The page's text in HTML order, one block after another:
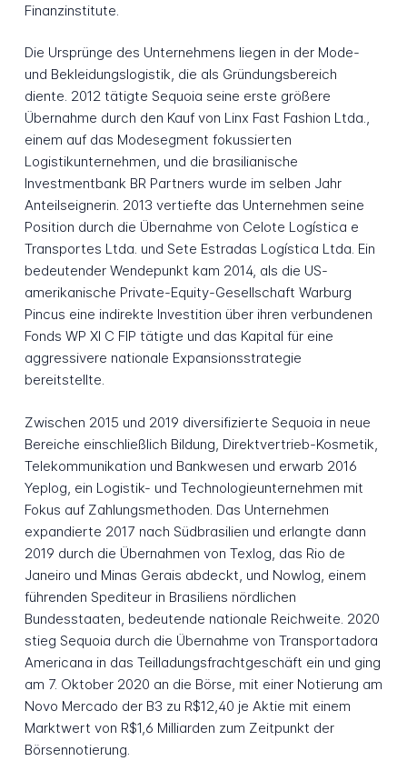
Finanzinstitute.
Die Ursprünge des Unternehmens liegen in der Mode-
und Bekleidungslogistik, die als Gründungsbereich
diente. 2012 tätigte Sequoia seine erste größere
Übernahme durch den Kauf von Linx Fast Fashion Ltda.,
einem auf das Modesegment fokussierten
Logistikunternehmen, und die brasilianische
Investmentbank BR Partners wurde im selben Jahr
Anteilseignerin. 2013 vertiefte das Unternehmen seine
Position durch die Übernahme von Celote Logística e
Transportes Ltda. und Sete Estradas Logística Ltda. Ein
bedeutender Wendepunkt kam 2014, als die US-
amerikanische Private-Equity-Gesellschaft Warburg
Pincus eine indirekte Investition über ihren verbundenen
Fonds WP XI C FIP tätigte und das Kapital für eine
aggressivere nationale Expansionsstrategie
bereitstellte.
Zwischen 2015 und 2019 diversifizierte Sequoia in neue
Bereiche einschließlich Bildung, Direktvertrieb-Kosmetik,
Telekommunikation und Bankwesen und erwarb 2016
Yeplog, ein Logistik- und Technologieunternehmen mit
Fokus auf Zahlungsmethoden. Das Unternehmen
expandierte 2017 nach Südbrasilien und erlangte dann
2019 durch die Übernahmen von Texlog, das Rio de
Janeiro und Minas Gerais abdeckt, und Nowlog, einem
führenden Spediteur in Brasiliens nördlichen
Bundesstaaten, bedeutende nationale Reichweite. 2020
stieg Sequoia durch die Übernahme von Transportadora
Americana in das Teilladungsfrachtgeschäft ein und ging
am 7. Oktober 2020 an die Börse, mit einer Notierung am
Novo Mercado der B3 zu R$12,40 je Aktie mit einem
Marktwert von R$1,6 Milliarden zum Zeitpunkt der
Börsennotierung.